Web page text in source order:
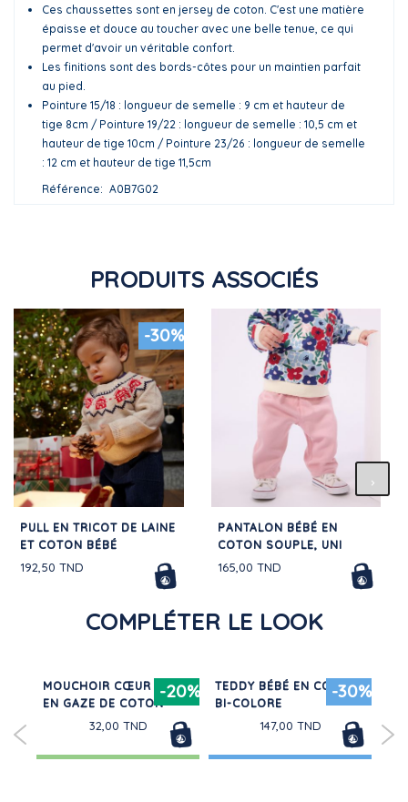
Ces chaussettes sont en jersey de coton. C'est une matière
épaisse et douce au toucher avec une belle tenue, ce qui
permet d'avoir un véritable confort.
Les finitions sont des bords-côtes pour un maintien parfait
au pied.
Pointure 15/18 : longueur de semelle : 9 cm et hauteur de
tige 8cm / Pointure 19/22 : longueur de semelle : 10,5 cm et
hauteur de tige 10cm / Pointure 23/26 : longueur de semelle
: 12 cm et hauteur de tige 11,5cm
Référence
A0B7G02
PRODUITS ASSOCIÉS
-30%
PULL EN TRICOT DE LAINE
ET COTON BÉBÉ
192,50 TND
PANTALON BÉBÉ EN
COTON SOUPLE, UNI
165,00 TND
COMPLÉTER LE LOOK
-20%
MOUCHOIR CŒUR BÉBÉ
EN GAZE DE COTON
32,00 TND
-30%
TEDDY BÉBÉ EN COTON
BI-COLORE
147,00 TND